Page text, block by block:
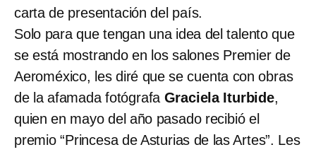
carta de presentación del país.
Solo para que tengan una idea del talento que
se está mostrando en los salones Premier de
Aeroméxico, les diré que se cuenta con obras
de la afamada fotógrafa Graciela Iturbide,
quien en mayo del año pasado recibió el
premio “Princesa de Asturias de las Artes”. Les